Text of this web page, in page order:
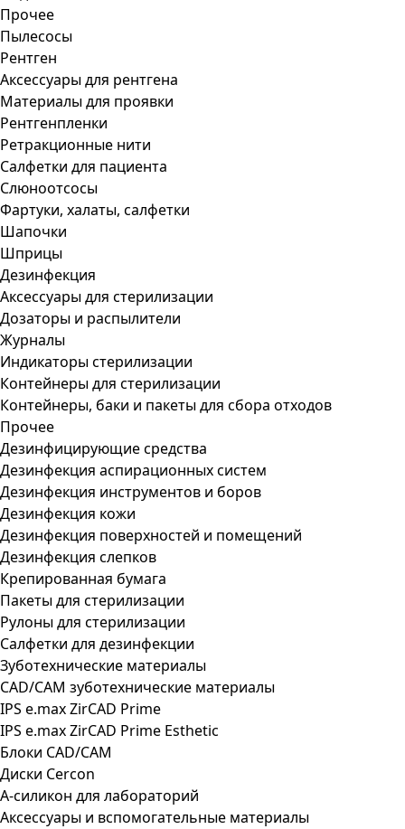
Прочее
Пылесосы
Рентген
Аксессуары для рентгена
Материалы для проявки
Рентгенпленки
Ретракционные нити
Салфетки для пациента
Слюноотсосы
Фартуки, халаты, салфетки
Шапочки
Шприцы
Дезинфекция
Аксессуары для стерилизации
Дозаторы и распылители
Журналы
Индикаторы стерилизации
Контейнеры для стерилизации
Контейнеры, баки и пакеты для сбора отходов
Прочее
Дезинфицирующие средства
Дезинфекция аспирационных систем
Дезинфекция инструментов и боров
Дезинфекция кожи
Дезинфекция поверхностей и помещений
Дезинфекция слепков
Крепированная бумага
Пакеты для стерилизации
Рулоны для стерилизации
Салфетки для дезинфекции
Зуботехнические материалы
CAD/CAM зуботехнические материалы
IPS e.max ZirCAD Prime
IPS e.max ZirCAD Prime Esthetic
Блоки CAD/CAM
Диски Cercon
А-силикон для лабораторий
Аксессуары и вспомогательные материалы